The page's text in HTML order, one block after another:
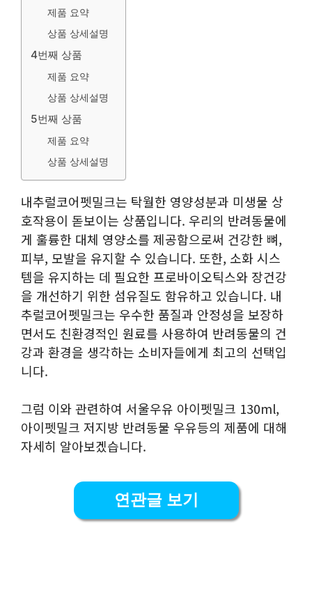
제품 요약
상품 상세설명
4번째 상품
제품 요약
상품 상세설명
5번째 상품
제품 요약
상품 상세설명
내추럴코어펫밀크는 탁월한 영양성분과 미생물 상
호작용이 돋보이는 상품입니다. 우리의 반려동물에
게 훌륭한 대체 영양소를 제공함으로써 건강한 뼈,
피부, 모발을 유지할 수 있습니다. 또한, 소화 시스
템을 유지하는 데 필요한 프로바이오틱스와 장건강
을 개선하기 위한 섬유질도 함유하고 있습니다. 내
추럴코어펫밀크는 우수한 품질과 안정성을 보장하
면서도 친환경적인 원료를 사용하여 반려동물의 건
강과 환경을 생각하는 소비자들에게 최고의 선택입
니다.
그럼 이와 관련하여 서울우유 아이펫밀크 130ml,
아이펫밀크 저지방 반려동물 우유등의 제품에 대해
자세히 알아보겠습니다.
연관글 보기